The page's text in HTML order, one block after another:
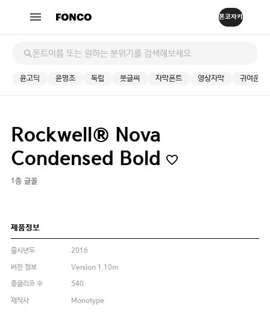
윤고딕 윤명조 독립 붓글씨 자막폰트 영상자막 귀여운
Rockwell® Nova
Condensed Bold
1종 글꼴
제품정보
출시년도
2016
버전 정보
Version 1.10m
총글리프 수
540
제작사
Monotype